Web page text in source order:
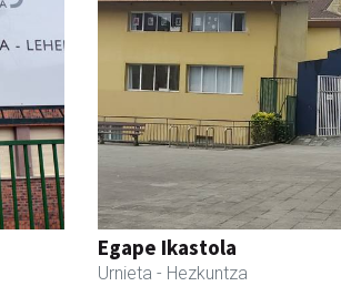
Egape Ikastola
Urnieta - Hezkuntza